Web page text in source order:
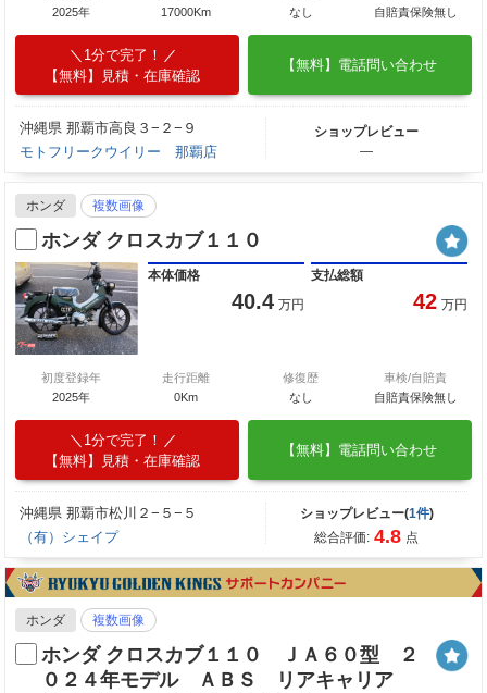
2025年
17000Km
なし
自賠責保険無し
1分で完了！
【無料】見積・在庫確認
【無料】電話問い合わせ
沖縄県 那覇市高良３−２−９
モトフリークウイリー 那覇店
ショップレビュー
―
ホンダ 複数画像
ホンダ クロスカブ１１０
本体価格
40.4 万円
支払総額
42 万円
初度登録年
2025年
走行距離
0Km
修復歴
なし
車検/自賠責
自賠責保険無し
1分で完了！
【無料】見積・在庫確認
【無料】電話問い合わせ
沖縄県 那覇市松川２−５−５
（有）シェイプ
ショップレビュー(1件)
総合評価: 4.8 点
ホンダ 複数画像
ホンダ クロスカブ１１０ ＪＡ６０型 ２
０２４年モデル ＡＢＳ リアキャリア